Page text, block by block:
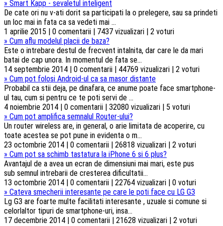
» Smart Kapp - sevaletul inteligent
De cate ori nu v-ati dorit sa participati la o prelegere, sau sa prindeti
un loc mai in fata ca sa vedeti mai ...
1 aprilie 2015 | 0 comentarii | 7437 vizualizari | 2 voturi
» Cum aflu modelul placii de baza?
Este o intrebare destul de frecvent intalnita, dar care le da mari
batai de cap unora. In momentul de fata se...
14 septembrie 2014 | 0 comentarii | 44769 vizualizari | 2 voturi
» Cum pot folosi Android-ul ca sa masor distante
Probabil ca stii deja, pe dinafara, ce anume poate face smartphone-
ul tau, cum si pentru ce te poti servi de ...
4 noiembrie 2014 | 0 comentarii | 32080 vizualizari | 5 voturi
» Cum pot amplifica semnalul Router-ului?
Un router wireless are, in general, o arie limitata de acoperire, cu
toate acestea se pot pune in evidenta o m...
23 octombrie 2014 | 0 comentarii | 26818 vizualizari | 2 voturi
» Cum pot sa schimb tastatura la iPhone 6 si 6 plus?
Avantajul de a avea un ecran de dimensiuni mai mari, este pus
sub semnul intrebarii de cresterea dificultatii...
13 octombrie 2014 | 0 comentarii | 22764 vizualizari | 0 voturi
» Cateva smecherii interesante pe care le poti face cu LG G3
Lg G3 are foarte multe facilitati interesante , uzuale si comune si
celorlaltor tipuri de smartphone-uri, insa...
17 decembrie 2014 | 0 comentarii | 21628 vizualizari | 2 voturi